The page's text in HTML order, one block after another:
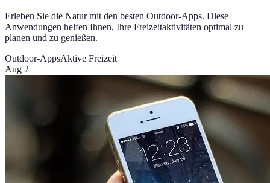
Erleben Sie die Natur mit den besten Outdoor-Apps. Diese
Anwendungen helfen Ihnen, Ihre Freizeitaktivitäten optimal zu
planen und zu genießen.
Outdoor-AppsAktive Freizeit
Aug 2